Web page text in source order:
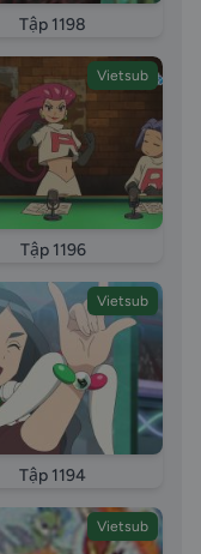
Tập 1198
Vietsub
Tập 1196
Vietsub
Tập 1194
Vietsub